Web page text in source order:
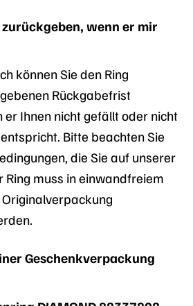
zurückgeben, wenn er mir
können Sie den Ring
Rückgabefrist
er Ihnen nicht gefällt oder nicht
Bitte beachten Sie
die Sie auf unserer
Ring muss in einwandfreiem
Geschenkverpackung